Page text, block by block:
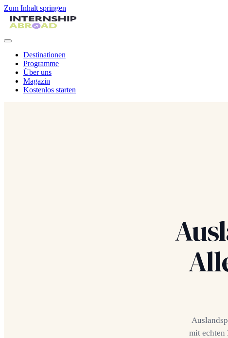
Zum Inhalt springen
Destinationen
Programme
Über uns
Magazin
Kostenlos starten
mit echten